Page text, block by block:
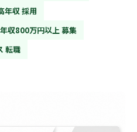
年収 採用
収800万円以上 募集
転職